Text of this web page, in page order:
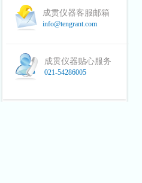
成贯仪器客服邮箱
info@tengrant.com
成贯仪器贴心服务
021-54286005